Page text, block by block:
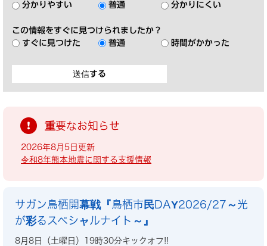
分かりやすい
普通 分かりにくい
この情報をすぐに見つけられましたか？
すぐに見つけた
普通 時間がかかった
重要なお知らせ
2026年8月5日更新
令和8年熊本地震に関する支援情報
サガン鳥栖開幕戦『鳥栖市民DAY2026/27～光
が彩るスペシャルナイト～』
8月8日（土曜日）19時30分キックオフ!!